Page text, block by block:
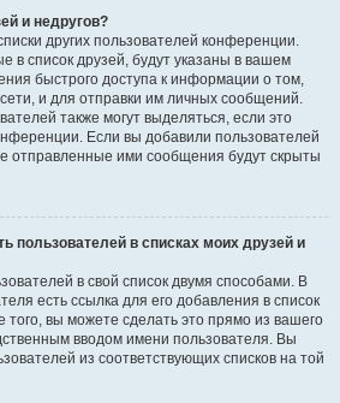
и недругов?
других пользователей конференции.
в список друзей, будут указаны в вашем
быстрого доступа к информации о том,
и для отправки им личных сообщений.
также могут выделяться, если это
Если вы добавили пользователей
отправленные ими сообщения будут скрыты
пользователей в списках моих друзей и
в свой список двумя способами. В
есть ссылка для его добавления в список
того, вы можете сделать это прямо из вашего
вводом имени пользователя. Вы
из соответствующих списков на той